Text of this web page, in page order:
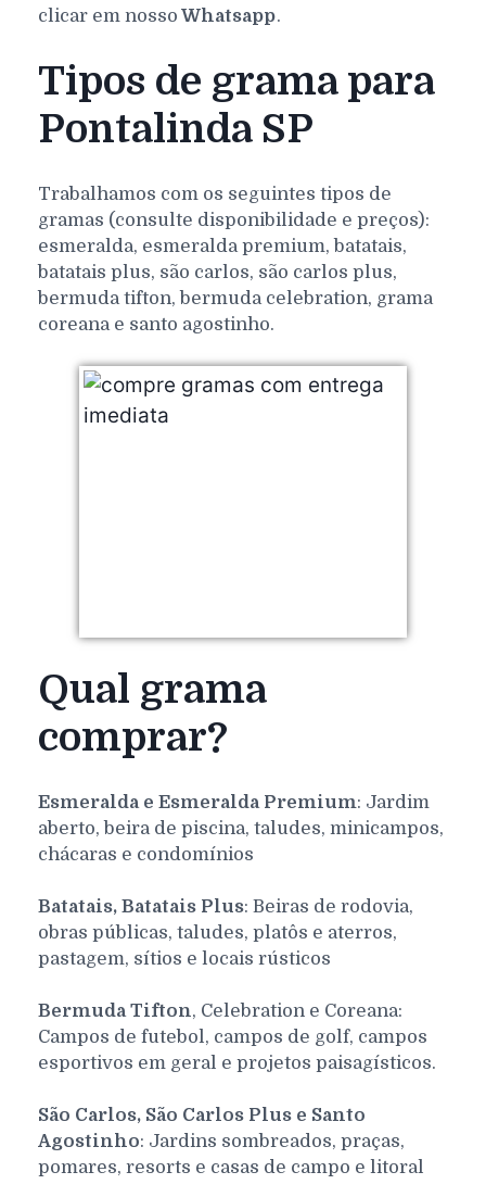
clicar em nosso Whatsapp.
Tipos de grama para
Pontalinda SP
Trabalhamos com os seguintes tipos de
gramas (consulte disponibilidade e preços):
esmeralda, esmeralda premium, batatais,
batatais plus, são carlos, são carlos plus,
bermuda tifton, bermuda celebration, grama
coreana e santo agostinho.
Qual grama
comprar?
Esmeralda e Esmeralda Premium: Jardim
aberto, beira de piscina, taludes, minicampos,
chácaras e condomínios
Batatais, Batatais Plus: Beiras de rodovia,
obras públicas, taludes, platôs e aterros,
pastagem, sítios e locais rústicos
Bermuda Tifton, Celebration e Coreana:
Campos de futebol, campos de golf, campos
esportivos em geral e projetos paisagísticos.
São Carlos, São Carlos Plus e Santo
Agostinho: Jardins sombreados, praças,
pomares, resorts e casas de campo e litoral